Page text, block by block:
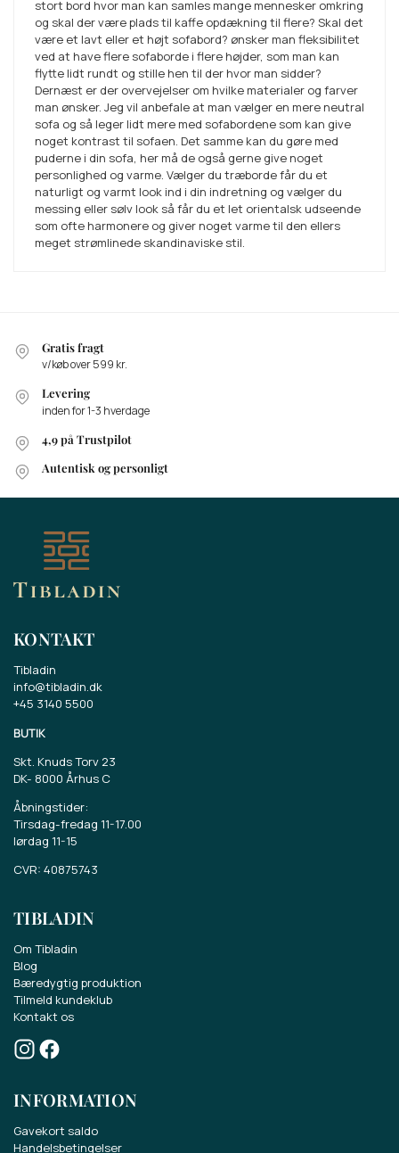
stort bord hvor man kan samles mange mennesker omkring
og skal der være plads til kaffe opdækning til flere? Skal det
være et lavt eller et højt sofabord? ønsker man fleksibilitet
ved at have flere sofaborde i flere højder, som man kan
flytte lidt rundt og stille hen til der hvor man sidder?
Dernæst er der overvejelser om hvilke materialer og farver
man ønsker. Jeg vil anbefale at man vælger en mere neutral
sofa og så leger lidt mere med sofabordene som kan give
noget kontrast til sofaen. Det samme kan du gøre med
puderne i din sofa, her må de også gerne give noget
personlighed og varme. Vælger du træborde får du et
naturligt og varmt look ind i din indretning og vælger du
messing eller sølv look så får du et let orientalsk udseende
som ofte harmonere og giver noget varme til den ellers
meget strømlinede skandinaviske stil.
Gratis fragt
v/køb over 599 kr.
Levering
inden for 1-3 hverdage
4,9 på Trustpilot
Autentisk og personligt
KONTAKT
Tibladin
info@tibladin.dk
+45 3140 5500
BUTIK
Skt. Knuds Torv 23
DK- 8000 Århus C
Åbningstider:
Tirsdag-fredag 11-17.00
lørdag 11-15
CVR: 40875743
TIBLADIN
Om Tibladin
Blog
Bæredygtig produktion
Tilmeld kundeklub
Kontakt os
INFORMATION
Gavekort saldo
Handelsbetingelser